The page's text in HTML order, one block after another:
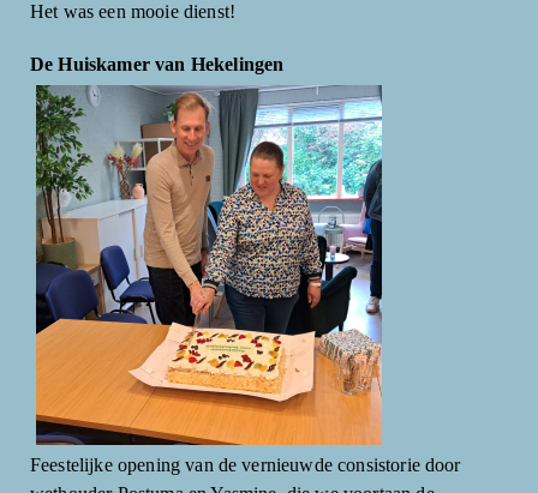
Het was een mooie dienst!
De Huiskamer van Hekelingen
Feestelijke opening van de vernieuwde consistorie door